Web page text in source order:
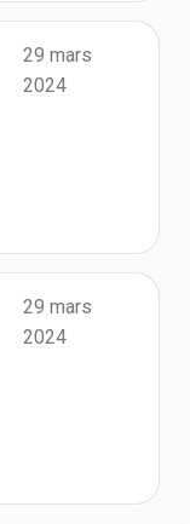
29 mars
2024
29 mars
2024